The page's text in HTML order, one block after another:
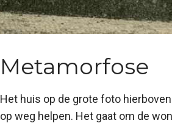
Metamorfose
Het huis op de grote foto
op weg helpen. Het gaat om de